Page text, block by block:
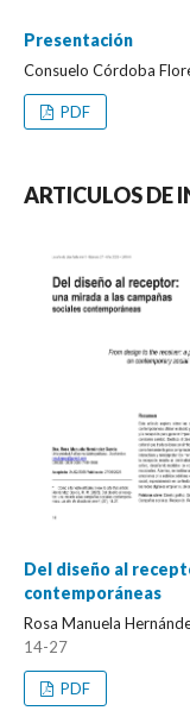
Presentación
Consuelo Córdoba
PDF
ARTICULOS DE
Del diseño al
contemporáneas
Rosa Manuela
14-27
PDF